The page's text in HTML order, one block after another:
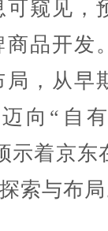
可窥见，
品开发
，从早
向“自
示着京东
索与布